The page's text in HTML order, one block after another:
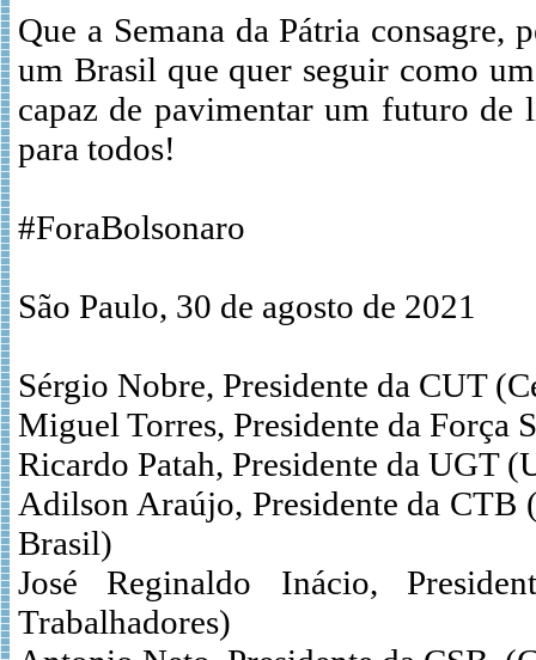
Que a Semana da Pátria
um Brasil que quer seguir como
capaz de pavimentar um futuro de
para todos!
#ForaBolsonaro
São Paulo, 30 de agosto de 2021
Sérgio Nobre, Presidente da CUT
Miguel Torres, Presidente da Força
Ricardo Patah, Presidente da UGT
Adilson Araújo, Presidente da CTB
Brasil)
José Reginaldo Inácio,
Trabalhadores)